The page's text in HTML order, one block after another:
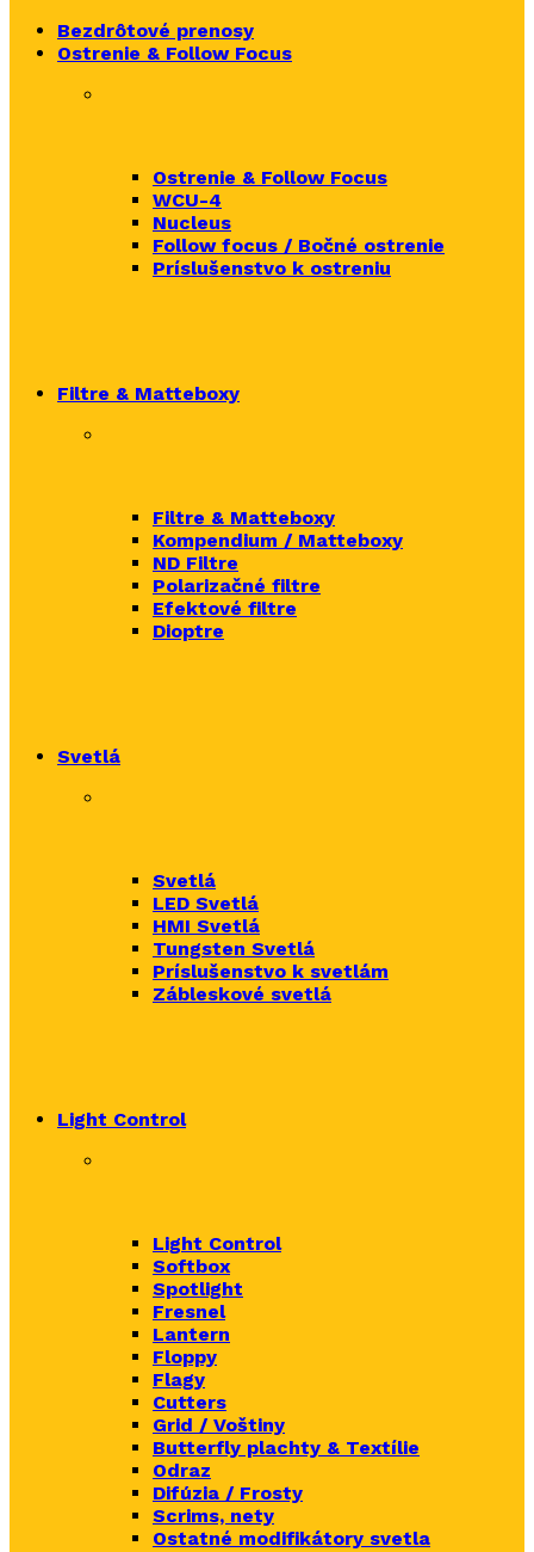
Bezdrôtové prenosy
Ostrenie & Follow Focus
Ostrenie & Follow Focus
WCU-4
Nucleus
Follow focus / Bočné ostrenie
Príslušenstvo k ostreniu
Filtre & Matteboxy
Filtre & Matteboxy
Kompendium / Matteboxy
ND Filtre
Polarizačné filtre
Efektové filtre
Dioptre
Svetlá
Svetlá
LED Svetlá
HMI Svetlá
Tungsten Svetlá
Príslušenstvo k svetlám
Zábleskové svetlá
Light Control
Light Control
Softbox
Spotlight
Fresnel
Lantern
Floppy
Flagy
Cutters
Grid / Voštiny
Butterfly plachty & Textílie
Odraz
Difúzia / Frosty
Scrims, nety
Ostatné modifikátory svetla